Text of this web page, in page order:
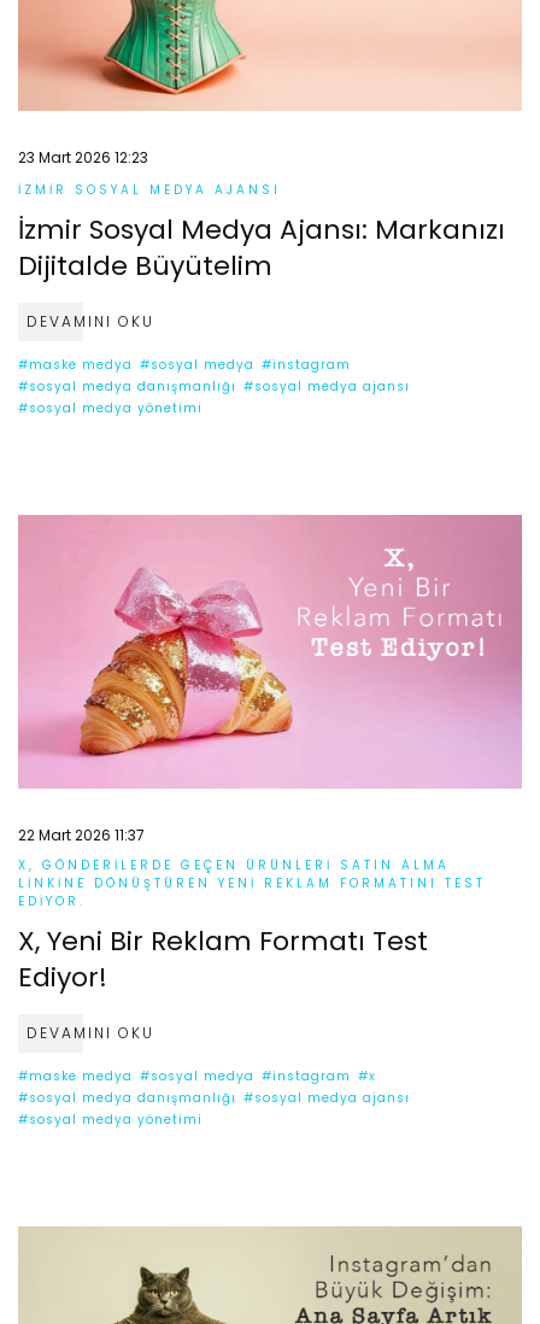
23 Mart 2026 12:23
İZMIR SOSYAL MEDYA AJANSI
İzmir Sosyal Medya Ajansı: Markanızı
Dijitalde Büyütelim
DEVAMINI OKU
#maske medya #sosyal medya #instagram
#sosyal medya danışmanlığı #sosyal medya ajansı
#sosyal medya yönetimi
22 Mart 2026 11:37
X, GÖNDERILERDE GEÇEN ÜRÜNLERI SATIN ALMA
LINKINE DÖNÜŞTÜREN YENI REKLAM FORMATINI TEST
EDIYOR.
X, Yeni Bir Reklam Formatı Test
Ediyor!
DEVAMINI OKU
#maske medya #sosyal medya #instagram #x
#sosyal medya danışmanlığı #sosyal medya ajansı
#sosyal medya yönetimi